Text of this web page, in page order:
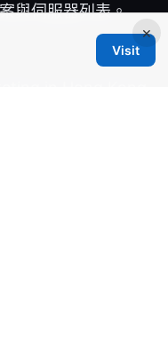
與伺服器列表。
×
Visit